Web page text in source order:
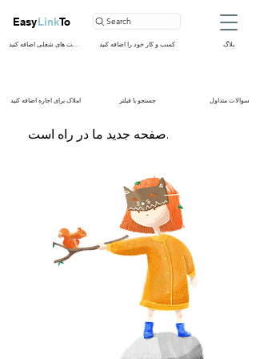
EasyLinkTo
فرصت های شغلی اضافه کنید
املاک برای اجاره اضافه کنید
Search
کسب و کار خود را اضافه کنید
جستجو با فیلتر
بلاگ
سوالات متداول
صفحه جدید ما در راه است.